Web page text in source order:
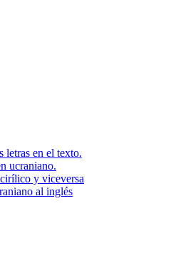
letras en el texto.
ucraniano.
y viceversa
al inglés